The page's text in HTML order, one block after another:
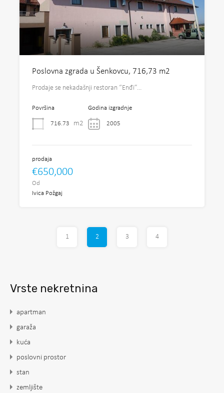
Poslovna zgrada u Šenkovcu, 716,73 m2
Prodaje se nekadašnji restoran “Enđi”…
Površina
716.73 m2
Godina izgradnje
2005
prodaja
€650,000
Od
Ivica Požgaj
1 2 3 4
Vrste nekretnina
apartman
garaža
kuća
poslovni prostor
stan
zemljište